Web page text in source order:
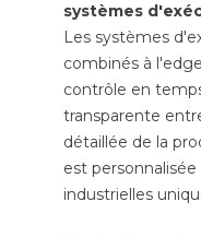
systèmes
Les systèmes
combinés à
contrôle en
transparente
détaillée de la
est
industrielles